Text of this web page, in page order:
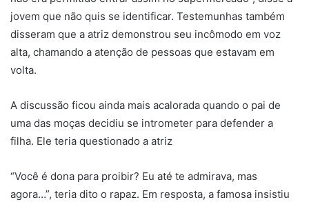
jovem que não quis se identificar. Testemunhas também
disseram que a atriz demonstrou seu incômodo em voz
alta, chamando a atenção de pessoas que estavam em
volta.
A discussão ficou ainda mais acalorada quando o pai de
uma das moças decidiu se intrometer para defender a
filha. Ele teria questionado a atriz
“Você é dona para proibir? Eu até te admirava, mas
agora…”, teria dito o rapaz. Em resposta, a famosa insistiu